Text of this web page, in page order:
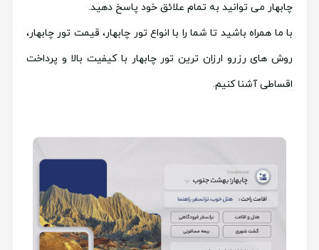
چابهار می توانید به تمام علائق خود پاسخ دهید.
با ما همراه باشید تا شما را با انواع تور چابهار، قیمت تور چابهار،
روش های رزرو ارزان ترین تور چابهار با کیفیت بالا و پرداخت
اقساطی آشنا کنیم.